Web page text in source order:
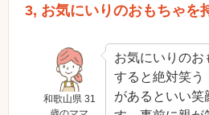
3, お気にいりのおもちゃを
和歌山県 31
お気にいりのお
すると絶対笑う
があるといい笑